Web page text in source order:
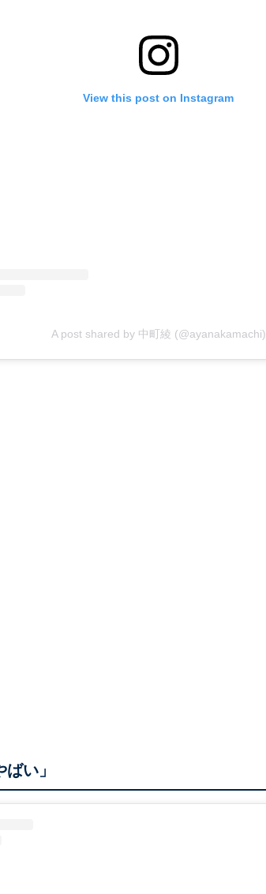
View this post on Instagram
A post shared by 中町綾 (@ayanakamachi)
い」